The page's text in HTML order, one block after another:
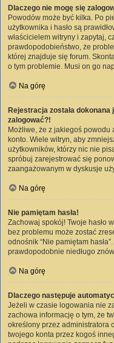
Dlaczego nie mogę się
Powodów może być kilka. Po
użytkownika i hasło są
właścicielem witryny i zapytaj,
prawdopodobieństwo, że
której znajduje się forum.
o tym problemie. Musi on go
Na górę
Rejestracja została
zalogować?!
Możliwe, że z jakiegoś powodu
konto. Wiele witryn, aby
użytkowników, którzy nic nie
spróbuj zarejestrować się
zaangażowanym w dyskusje
Na górę
Nie pamiętam hasła!
Zachowaj spokój! Twoje hasło
bez problemu może zostać
odnośnik “Nie pamiętam
prawdopodobnie niedługo
Na górę
Dlaczego następuje
Jeżeli w czasie logowania nie
zachowa informację o tym, że
określony przez administratora
twojego konta przez kogoś